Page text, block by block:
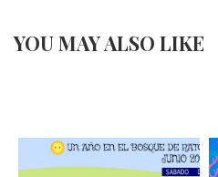
YOU MAY ALSO LIKE